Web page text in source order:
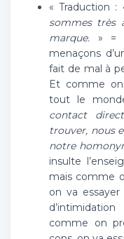
« Traduction :
sommes très
marque. » =
menaçons
fait de mal à
Et comme
tout le
contact
trouver, nous
notre
insulte
mais comme
on va
comme on